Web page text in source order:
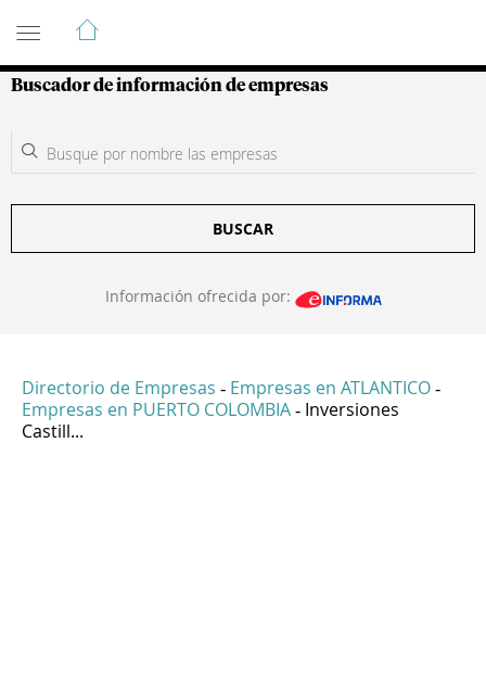
Guía de Empresas Colombianas
Buscador de información de empresas
BUSCAR
Información ofrecida por:
Directorio de Empresas - Empresas en ATLANTICO -
Empresas en PUERTO COLOMBIA - Inversiones
Castill...